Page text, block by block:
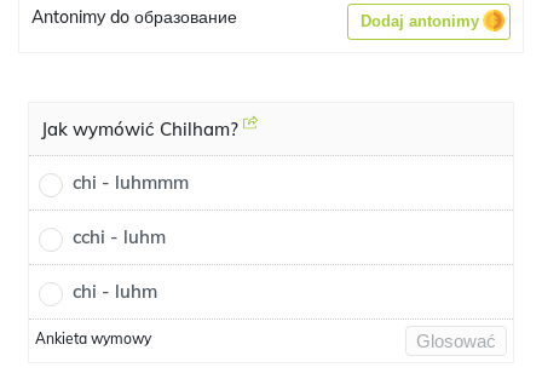
Antonimy do образование Dodaj antonimy
Jak wymówić Chilham?
chi - luhmmm
cchi - luhm
chi - luhm
Ankieta wymowy Glosować